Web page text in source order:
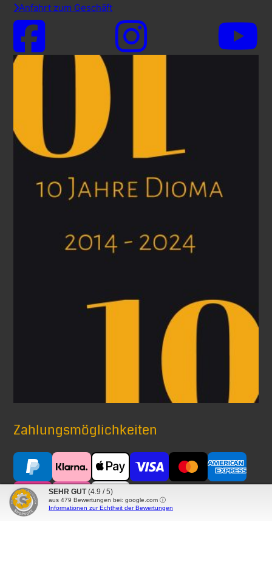
Anfahrt zum Geschäft
Zahlungsmöglichkeiten
Versand mit
SEHR GUT (4.9 / 5)
aus 479 Bewertungen bei: google.com ⓘ
Informationen zur Echtheit der Bewertungen